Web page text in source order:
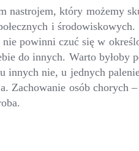
nastrojem, który możemy
i
powinni czuć się w
do innych. Warto
nie, u jednych
Zachowanie osób